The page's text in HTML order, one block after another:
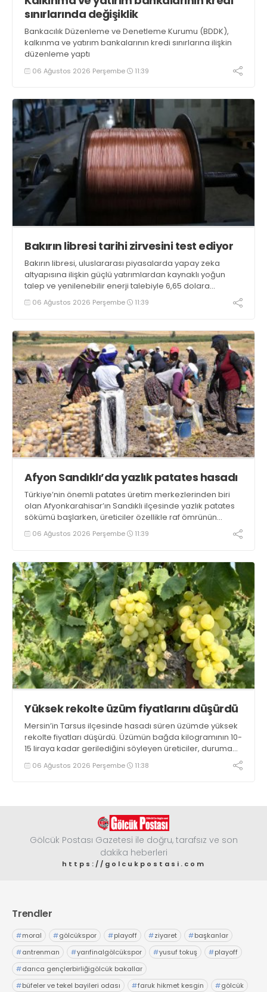
sınırlarında değişiklik
Bankacılık Düzenleme ve Denetleme Kurumu (BDDK),
kalkınma ve yatırım bankalarının kredi sınırlarına ilişkin
düzenleme yaptı
06 Ağustos 2026 Perşembe 11:39
Bakırın libresi tarihi zirvesini test ediyor
Bakırın libresi, uluslararası piyasalarda yapay zeka
altyapısına ilişkin güçlü yatırımlardan kaynaklı yoğun
talep ve yenilenebilir enerji talebiyle 6,65 dolara
ulaşarak tarihi zirvesini test ediyor
06 Ağustos 2026 Perşembe 11:39
Afyon Sandıklı’da yazlık patates hasadı
Türkiye’nin önemli patates üretim merkezlerinden biri
olan Afyonkarahisar’ın Sandıklı ilçesinde yazlık patates
sökümü başlarken, üreticiler özellikle raf ömrünün
yaklaşık 2 ay olması ve rengi bakımından tüketimde
Sandıklı patatesinin daha fazla tercih edildiğini belirtti
06 Ağustos 2026 Perşembe 11:39
Yüksek rekolte üzüm fiyatlarını düşürdü
Mersin’in Tarsus ilçesinde hasadı süren üzümde yüksek
rekolte fiyatları düşürdü. Üzümün bağda kilogramının 10-
15 liraya kadar gerilediğini söyleyen üreticiler, duruma
tepki gösterdi
06 Ağustos 2026 Perşembe 11:38
Gölcük Postası Gazetesi ile doğru, tarafsız ve son
dakika heberleri
https://golcukpostasi.com
Trendler
#moral #gölcükspor #playoff #ziyaret #başkanlar
#antrenman #yarıfinalgölcükspor #yusuf tokuş #playoff
#darıca gençlerbirliğigölcük bakallar
#büfeler ve tekel bayileri odası #faruk hikmet kesgin #gölcük